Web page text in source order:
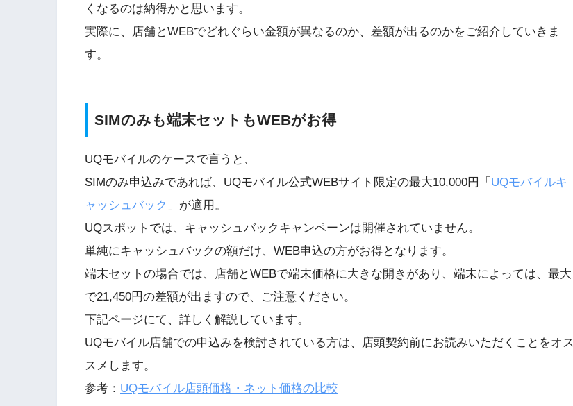
くなるのは納得かと思います。
実際に、店舗とWEBでどれぐらい金額が異なるのか、差額が出るのかをご紹介していきま
す。
SIMのみも端末セットもWEBがお得
UQモバイルのケースで言うと、
SIMのみ申込みであれば、UQモバイル公式WEBサイト限定の最大10,000円「 UQモバイルキ
ャッシュバック 」が適用。
UQスポットでは、キャッシュバックキャンペーンは開催されていません。
単純にキャッシュバックの額だけ、WEB申込の方がお得となります。
端末セットの場合では、店舗とWEBで端末価格に大きな開きがあり、端末によっては、最大
で21,450円の差額が出ますので、ご注意ください。
下記ページにて、詳しく解説しています。
UQモバイル店舗での申込みを検討されている方は、店頭契約前にお読みいただくことをオス
スメします。
参考： UQモバイル店頭価格・ネット価格の比較